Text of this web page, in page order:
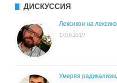
ДИСКУССИЯ
Лексикон на
17.06.2019
Умеряя